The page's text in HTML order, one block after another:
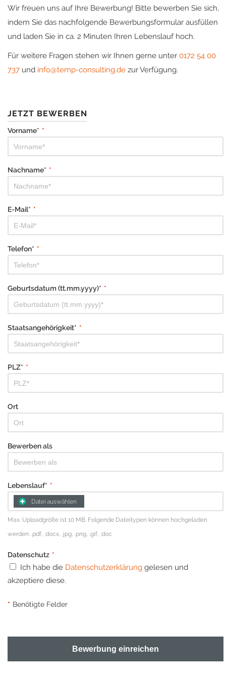
Wir freuen uns auf Ihre Bewerbung! Bitte bewerben Sie sich,
indem Sie das nachfolgende Bewerbungsformular ausfüllen
und laden Sie in ca. 2 Minuten Ihren Lebenslauf hoch.
Für weitere Fragen stehen wir Ihnen gerne unter 0172 54 00
737 und info@temp-consulting.de zur Verfügung.
JETZT BEWERBEN
Vorname* *
Nachname* *
E-Mail* *
Telefon* *
Geburtsdatum (tt.mm.yyyy)* *
Staatsangehörigkeit* *
PLZ* *
Ort
Bewerben als
Lebenslauf* *
Datei auswählen
Max. Uploadgröße ist 10 MB. Folgende Dateitypen können hochgeladen
werden: .pdf, .docx, .jpg, .png, .gif, .doc
Datenschutz *
Ich habe die Datenschutzerklärung gelesen und
akzeptiere diese.
* Benötigte Felder
Bewerbung einreichen